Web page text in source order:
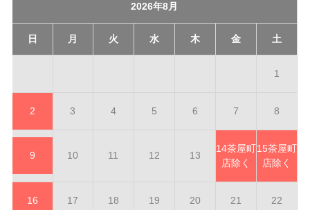
2026年8月
日 月 火 水 木 金 土
1
2 3 4 5 6 7 8
9 10 11 12 13
14茶屋町
店除く
15茶屋町
店除く
16 17 18 19 20 21 22